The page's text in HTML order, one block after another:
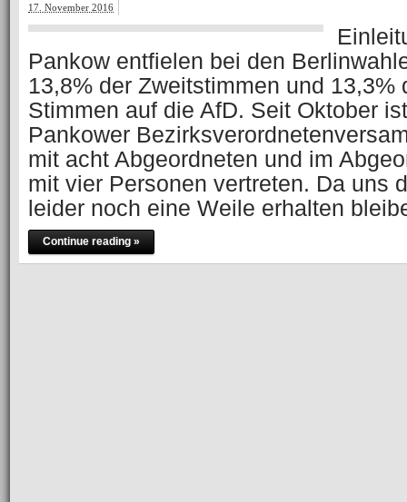
17. November 2016
Pankow entfielen bei den
13,8% der Zweitstimmen und 13,3%
Stimmen auf die AfD. Seit Oktober
Pankower
mit acht Abgeordneten und im
mit vier Personen vertreten. Da uns
leider noch eine Weile erhalten
Continue reading »